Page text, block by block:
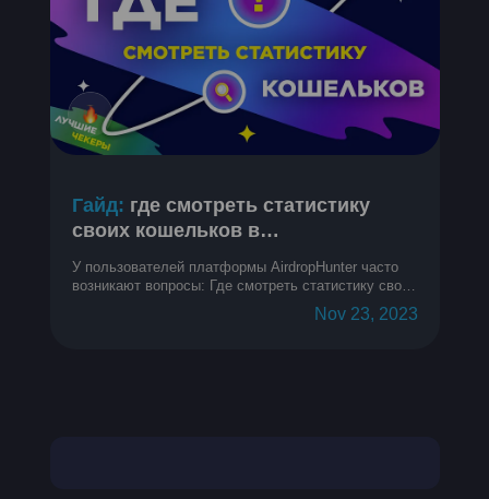
Гайд: где смотреть статистику
своих кошельков в
криптопроектах
У пользователей платформы AirdropHunter часто
возникают вопросы: Где смотреть статистику своих
кошельков? Как узнать метрики кошелька? Как
понять, на каком месте в топе мой кошелек?Nov 23, 2023